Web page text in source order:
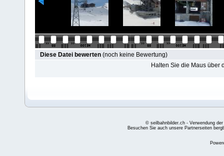
Diese Datei bewerten (noch keine Bewertung)
Halten Sie die Maus über
© seilbahnbilder.ch - Verwendung
Besuchen Sie auch unsere Partnerseiten